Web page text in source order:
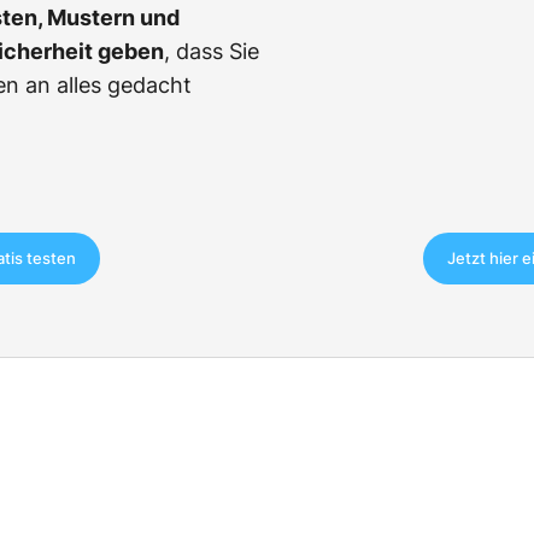
Mustern und
geben, dass Sie
an alles gedacht
testen Jetzt hier